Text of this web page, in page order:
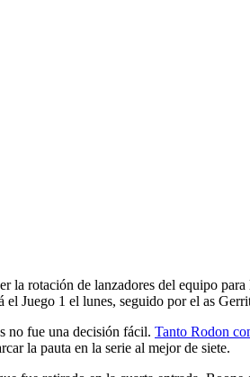
la rotación de lanzadores del equipo
el Juego 1 el lunes, seguido por el as
no fue una decisión fácil. Tanto Rodon
la pauta en la serie al mejor de siete.